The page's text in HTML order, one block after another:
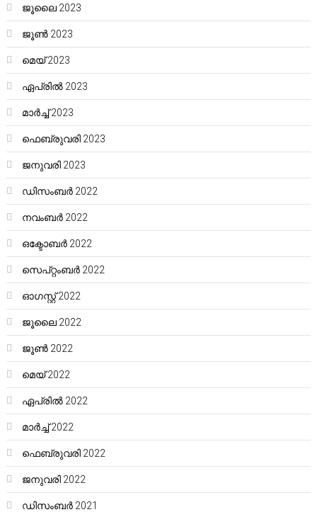
ജൂലൈ 2023
ജൂൺ 2023
മെയ്‌ 2023
ഏപ്രിൽ 2023
മാർച്ച്‌ 2023
ഫെബ്രുവരി 2023
ജനുവരി 2023
ഡിസംബർ 2022
നവംബർ 2022
ഒക്ടോബർ 2022
സെപ്റ്റംബർ 2022
ഓഗസ്റ്റ്‌ 2022
ജൂലൈ 2022
ജൂൺ 2022
മെയ്‌ 2022
ഏപ്രിൽ 2022
മാർച്ച്‌ 2022
ഫെബ്രുവരി 2022
ജനുവരി 2022
ഡിസംബർ 2021